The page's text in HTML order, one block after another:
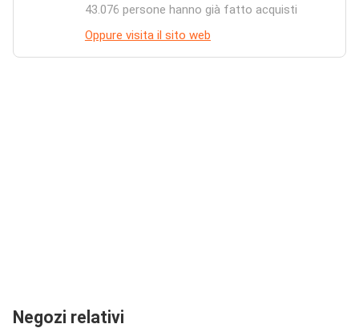
43.076 persone hanno già fatto acquisti
Oppure visita il sito web
Negozi relativi